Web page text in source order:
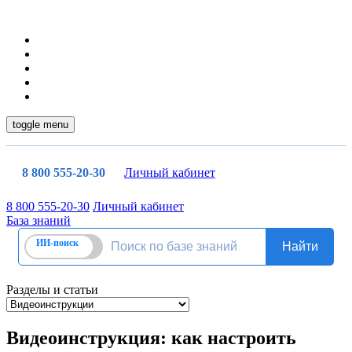
toggle menu
8 800 555-20-30 Личный кабинет
8 800 555-20-30 Личный кабинет
База знаний
Разделы и статьи
Видеоинструкция: как настроить